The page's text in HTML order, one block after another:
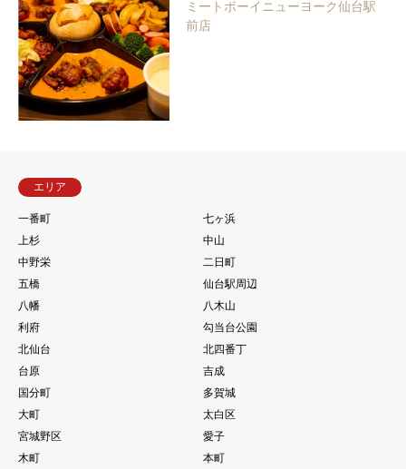
ミートボーイニューヨーク仙台駅
前店
エリア
一番町
七ヶ浜
上杉
中山
中野栄
二日町
五橋
仙台駅周辺
八幡
八木山
利府
勾当台公園
北仙台
北四番丁
台原
吉成
国分町
多賀城
大町
太白区
宮城野区
愛子
木町
本町